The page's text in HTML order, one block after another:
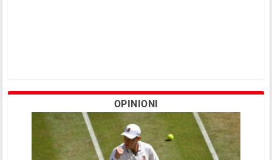
OPINIONI